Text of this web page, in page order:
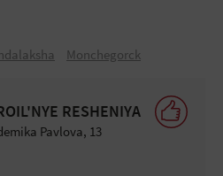
Mоnchegоrck
RESHENIYA
Pavlova, 13